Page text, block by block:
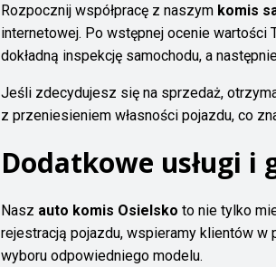
Rozpocznij współpracę z naszym komis
internetowej. Po wstępnej ocenie
dokładną inspekcję samochodu, a
Jeśli zdecydujesz się na sprzedaż,
z przeniesieniem własności pojazdu, co
Dodatkowe usługi i
Nasz auto komis Osielsko to nie tylko
rejestracją pojazdu, wspieramy klientów w
wyboru odpowiedniego modelu.